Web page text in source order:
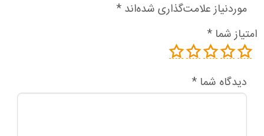
موردنیاز علامت‌گذاری شده‌اند *
امتیاز شما *
دیدگاه شما *